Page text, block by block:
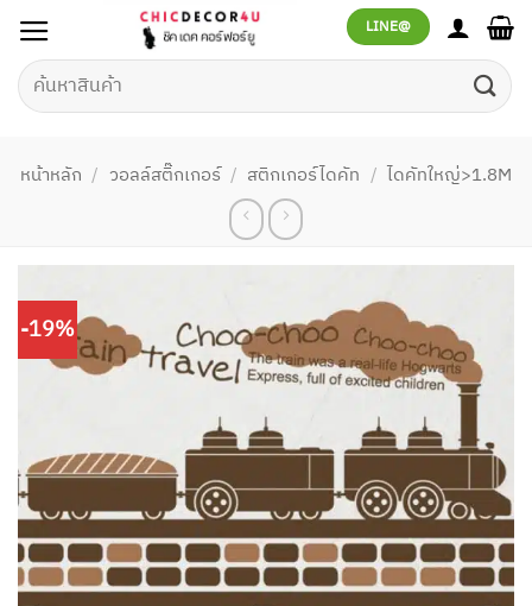
เนื้อหา
LINE@
ค้นหา:
หน้าหลัก / วอลล์สติ๊กเกอร์ / สติกเกอร์ไดคัท / ไดคัทใหญ่>1.8M
-19%